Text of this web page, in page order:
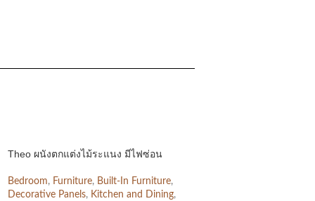
Theo ผนังตกแต่งไม้ระแนง มีไฟซ่อน
Bedroom, Furniture, Built-In Furniture,
Decorative Panels, Kitchen and Dining,